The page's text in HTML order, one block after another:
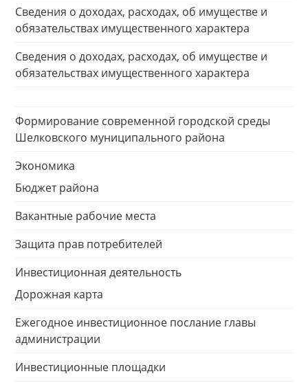
Сведения о доходах, расходах, об имуществе и
обязательствах имущественного характера
Сведения о доходах, расходах, об имуществе и
обязательствах имущественного характера
Формирование современной городской среды
Шелковского муниципального района
Экономика
Бюджет района
Вакантные рабочие места
Защита прав потребителей
Инвестиционная деятельность
Дорожная карта
Ежегодное инвестиционное послание главы
администрации
Инвестиционные площадки